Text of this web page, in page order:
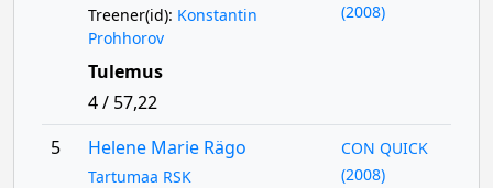
Treener(id): Konstantin
Prohhorov
(2008)
Tulemus
4 / 57,22
5
Helene Marie Rägo
Tartumaa RSK
CON QUICK
(2008)